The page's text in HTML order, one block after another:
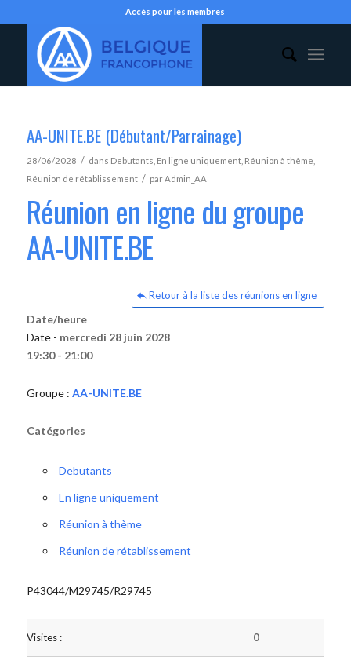
Accès pour les membres
AA-UNITE.BE (Débutant/Parrainage)
28/06/2028 / dans Debutants En ligne uniquement, Réunion à thème
Réunion de rétablissement / parAdmin_AA
Réunion en ligne du groupe
AA-UNITE.BE
Retour à la liste des réunions en ligne
Date/heure
Date - mercredi 28 juin 2028
19:30 - 21:00
Groupe : AA-UNITE.BE
Catégories
Debutants
En ligne uniquement
Réunion à thème
Réunion de rétablissement
P43044/M29745/R29745
Visites : 0